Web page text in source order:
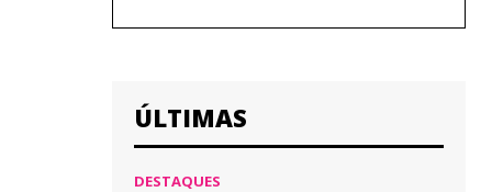
ÚLTIMAS
DESTAQUES